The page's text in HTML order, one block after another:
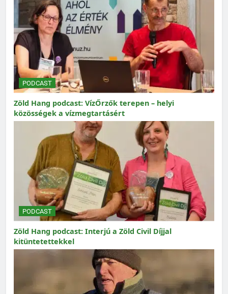
PODCAST
Zöld Hang podcast: VízŐrzők terepen – helyi
közösségek a vízmegtartásért
PODCAST
Zöld Hang podcast: Interjú a Zöld Civil Díjjal
kitüntetettekkel